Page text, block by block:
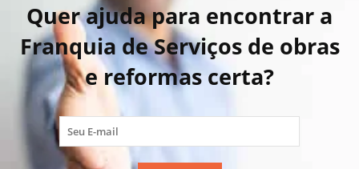
Quer ajuda para encontrar a
Franquia de Serviços de obras
e reformas certa?